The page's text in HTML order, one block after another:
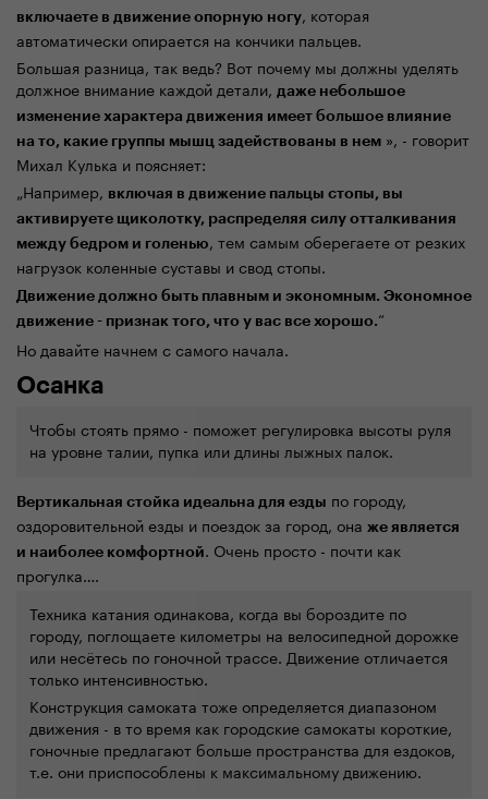
включаете в движение опорную ногу, которая
автоматически опирается на кончики пальцев.
Большая разница, так ведь? Вот почему мы должны уделять
должное внимание каждой детали, даже небольшое
изменение характера движения имеет большое влияние
на то, какие группы мышц задействованы в нем », - говорит
Михал Кулька и поясняет:
„Например, включая в движение пальцы стопы, вы
активируете щиколотку, распределяя силу отталкивания
между бедром и голенью, тем самым оберегаете от резких
нагрузок коленные суставы и свод стопы.
Движение должно быть плавным и экономным. Экономное
движение - признак того, что у вас все хорошо.“
Но давайте начнем с самого начала.
Осанка
Чтобы стоять прямо - поможет регулировка высоты руля
на уровне талии, пупка или длины лыжных палок.
Вертикальная стойка идеальна для езды по городу,
оздоровительной езды и поездок за город, она же является
и наиболее комфортной. Очень просто - почти как
прогулка….
Техника катания одинакова, когда вы бороздите по
городу, поглощаете километры на велосипедной дорожке
или несётесь по гоночной трассе. Движение отличается
только интенсивностью.
Конструкция самоката тоже определяется диапазоном
движения - в то время как городские самокаты короткие,
гоночные предлагают больше пространства для ездоков,
т.е. они приспособлены к максимальному движению.